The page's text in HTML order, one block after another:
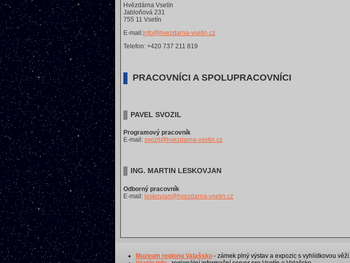
Hvězdárna Vsetín
Jabloňová 231
755 11 Vsetín
E-mail:info@hvezdarna-vsetin.cz
Telefon: +420 737 211 819
PRACOVNÍCI A SPOLUPRACOVNÍCI
PAVEL SVOZIL
Programový pracovník
E-mail: svozil@hvezdarna-vsetin.cz
ING. MARTIN LESKOVJAN
Odborný pracovník
E-mail: leskovjan@hvezdarna-vsetin.cz
Muzeum regionu Valašsko - zámek plný výstav a expozic s vyhlídkovou věží.